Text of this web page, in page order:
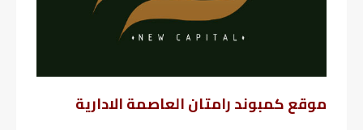
موقع كمبوند رامتان العاصمة الادارية